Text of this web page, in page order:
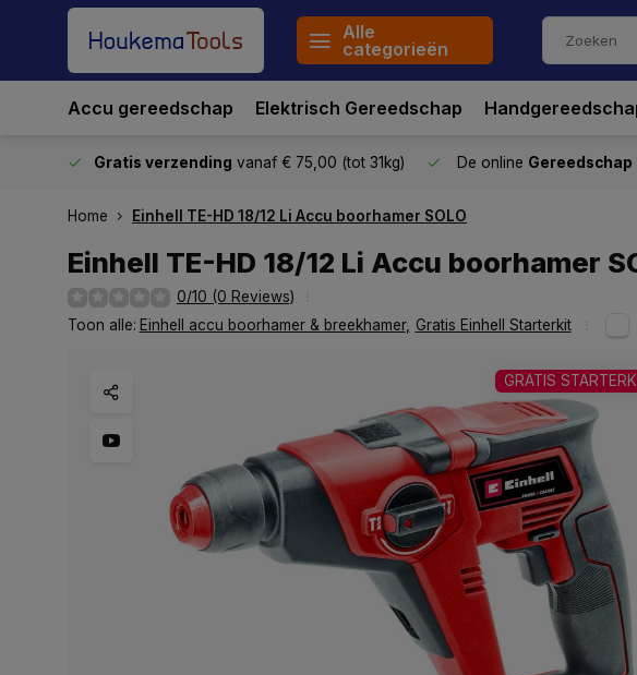
Alle
categorieën
Accu gereedschap Elektrisch Gereedschap
Gratis verzending vanaf € 75,00 (tot 31kg) De online
Home Einhell TE-HD 18/12 Li Accu boorhamer SOLO
Einhell TE-HD 18/12 Li Accu boorhamer
0/10 (0 Reviews)
Toon alle: Einhell accu boorhamer & breekhamer, Gratis Einhell Starterkit
GRATIS